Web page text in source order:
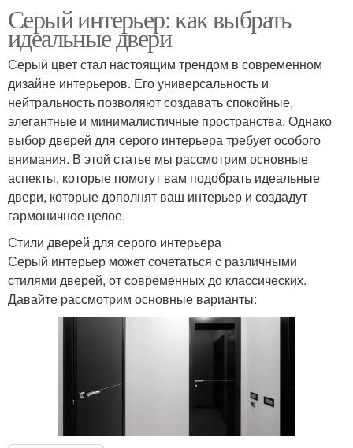
Серый интерьер: как выбрать
идеальные двери
Серый цвет стал настоящим трендом в современном
дизайне интерьеров. Его универсальность и
нейтральность позволяют создавать спокойные,
элегантные и минималистичные пространства. Однако
выбор дверей для серого интерьера требует особого
внимания. В этой статье мы рассмотрим основные
аспекты, которые помогут вам подобрать идеальные
двери, которые дополнят ваш интерьер и создадут
гармоничное целое.
Стили дверей для серого интерьера
Серый интерьер может сочетаться с различными
стилями дверей, от современных до классических.
Давайте рассмотрим основные варианты: